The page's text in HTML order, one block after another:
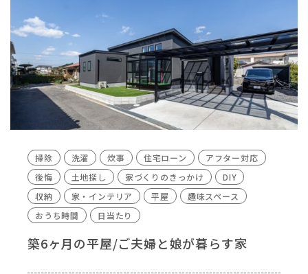
掃除 洗濯 炊事 住宅ローン
アフター対応
後悔
土地探し 家づくりのきっかけ
DIY
収納
家・インテリア 平屋
趣味スペース
おうち時間
日当たり
築6ヶ月の平屋/ご夫婦と娘が暮らす家